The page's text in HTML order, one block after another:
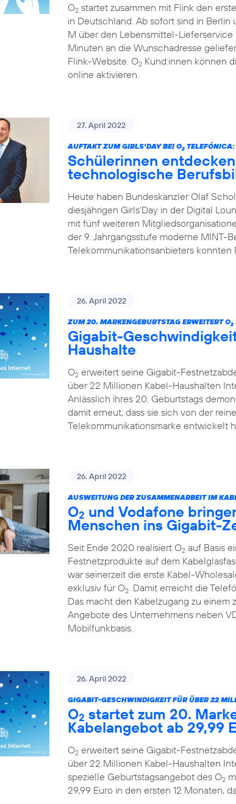
O2 startet zusammen mit Flink den
in Deutschland. Ab sofort sind in
M über den Lebensmittel-
Minuten an die Wunschadresse
Flink-Website. O2 Kund:innen können
online aktivieren.
27. April 2022
AUFTAKT ZUM GIRLS’DAY BEI O2 TELEFÓNICA:
Schülerinnen
technologische
Heute haben Bundeskanzler Olaf
diesjährigen Girls‘Day in der Digital
mit fünf weiteren
der 9. Jahrgangsstufe moderne MINT-
Telekommunikationsanbieters konnten
26. April 2022
ZUM 20. MARKENGEBURTSTAG ERWEITERT O2
Gigabit-
Haushalte
O2 erweitert seine Gigabit-
über 22 Millionen Kabel-Haushalten
Anlässlich ihres 20. Geburtstags
damit erneut, dass sie sich von der
Telekommunikationsmarke entwickelt
26. April 2022
AUSWEITUNG DER ZUSAMMENARBEIT IM
O2 und Vodafone
Menschen ins Gigabit-
Seit Ende 2020 realisiert O2 auf Basis
Festnetzprodukte auf dem
war seinerzeit die erste Kabel-
exklusiv für O2 . Damit erreicht die
Das macht den Kabelzugang zu einem
Angebote des Unternehmens neben
Mobilfunkbasis.
26. April 2022
GIGABIT-GESCHWINDIGKEIT FÜR ÜBER 22
O2 startet zum 20.
Kabelangebot ab 29,99
O2 erweitert seine Gigabit-
über 22 Millionen Kabel-Haushalten
spezielle Geburtstagsangebot des O2
29,99 Euro in den ersten 12 Monaten,